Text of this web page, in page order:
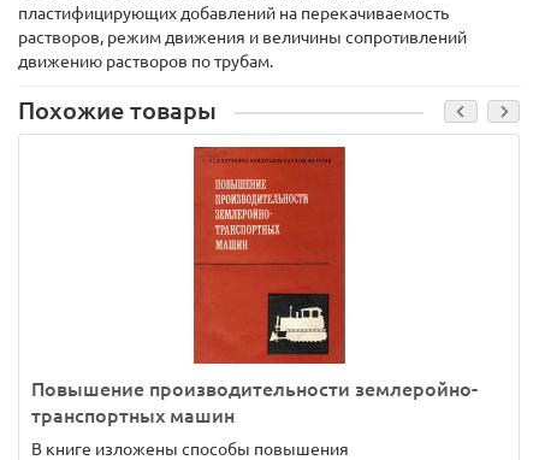
пластифицирующих добавлений на перекачиваемость
растворов, режим движения и величины сопротивлений
движению растворов по трубам.
Похожие товары
Повышение производительности землеройно-
транспортных машин
В книге изложены способы повышения